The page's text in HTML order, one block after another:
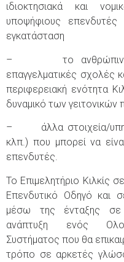
ιδιοκτησιακά και
υποψήφιους επενδυτές
εγκατάσταση
– το ανθρώπινο
επαγγελματικές σχολές
περιφερειακή ενότητα
δυναμικό των
– άλλα στοιχεία/
κλπ.) που μπορεί να
επενδυτές.
Το Επιμελητήριο Κιλκίς
Επενδυτικό Οδηγό και
μέσω της ένταξης σε
ανάπτυξη ενός
Συστήματος που θα
τρόπο σε αρκετές